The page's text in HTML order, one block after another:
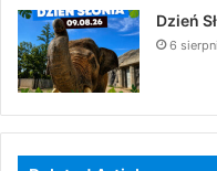
Dzień
6